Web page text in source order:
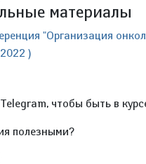
материалы
"Организация
)
чтобы быть в
полезными?